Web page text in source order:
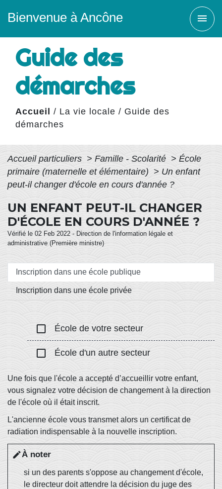
Bienvenue à Ancône menu
Guide des
démarches
Accueil / La vie locale / Guide des
démarches
Accueil particuliers > Famille - Scolarité > École
primaire (maternelle et élémentaire) > Un enfant
peut-il changer d'école en cours d'année ?
UN ENFANT PEUT-IL CHANGER
D'ÉCOLE EN COURS D'ANNÉE ?
Vérifié le 02 Feb 2022 - Direction de l'information légale et
administrative (Première ministre)
Inscription dans une école publique
Inscription dans une école privée
check_box_outline_blank École de votre secteur
check_box_outline_blank École d'un autre secteur
Une fois que l'école a accepté d’accueillir votre enfant,
vous signalez votre décision de changement à la direction
de l'école où il était inscrit.
L'ancienne école vous transmet alors un certificat de
radiation indispensable à la nouvelle inscription.
editÀ noter
si un des parents s'oppose au changement d'école,
le directeur doit attendre la décision du juge des